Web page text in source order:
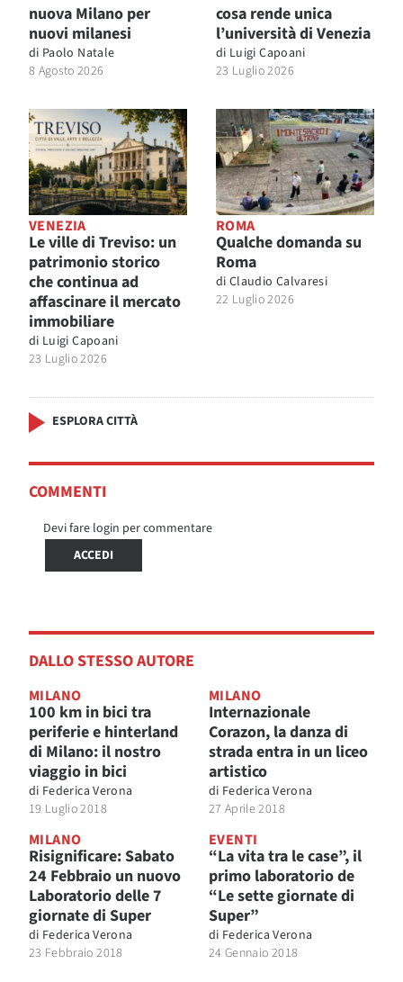
nuova Milano per
nuovi milanesi
di Paolo Natale
8 Agosto 2026
cosa rende unica
l’università di Venezia
di Luigi Capoani
23 Luglio 2026
VENEZIA
Le ville di Treviso: un
patrimonio storico
che continua ad
affascinare il mercato
immobiliare
di Luigi Capoani
23 Luglio 2026
ROMA
Qualche domanda su
Roma
di Claudio Calvaresi
22 Luglio 2026
ESPLORA CITTÀ
COMMENTI
Devi fare login per commentare
ACCEDI
DALLO STESSO AUTORE
MILANO
100 km in bici tra
periferie e hinterland
di Milano: il nostro
viaggio in bici
di Federica Verona
19 Luglio 2018
MILANO
Internazionale
Corazon, la danza di
strada entra in un liceo
artistico
di Federica Verona
27 Aprile 2018
MILANO
Risignificare: Sabato
24 Febbraio un nuovo
Laboratorio delle 7
giornate di Super
di Federica Verona
23 Febbraio 2018
EVENTI
“La vita tra le case”, il
primo laboratorio de
“Le sette giornate di
Super”
di Federica Verona
24 Gennaio 2018